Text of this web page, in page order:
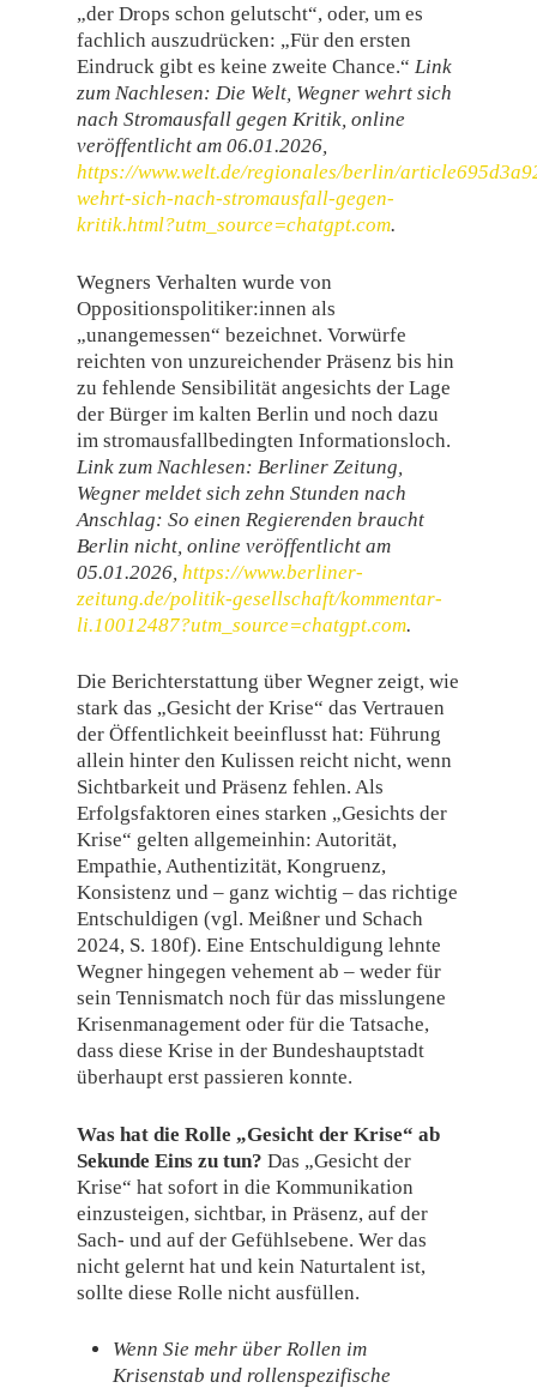
„der Drops schon gelutscht“, oder, um es
fachlich auszudrücken: „Für den ersten
Eindruck gibt es keine zweite Chance.“Link
zum Nachlesen: Die Welt, Wegner wehrt sich
nach Stromausfall gegen Kritik, online
veröffentlicht am 06.01.2026,
https://www.welt.de/regionales/berlin/
wehrt-sich-nach-stromausfall-gegen-
kritik.html?utm_source=chatgpt.com.
Wegners Verhalten wurde von
Oppositionspolitiker:innen als
„unangemessen“ bezeichnet. Vorwürfe
reichten von unzureichender Präsenz bis hin
zu fehlende Sensibilität angesichts der Lage
der Bürger im kalten Berlin und noch dazu
im stromausfallbedingten Informationsloch.
Link zum Nachlesen: Berliner Zeitung,
Wegner meldet sich zehn Stunden nach
Anschlag: So einen Regierenden braucht
Berlin nicht, online veröffentlicht am
05.01.2026,https://www.berliner-
zeitung.de/politik-gesellschaft/kommentar-
li.10012487?utm_source=chatgpt.com.
Die Berichterstattung über Wegner zeigt, wie
stark das „Gesicht der Krise“ das Vertrauen
der Öffentlichkeit beeinflusst hat: Führung
allein hinter den Kulissen reicht nicht, wenn
Sichtbarkeit und Präsenz fehlen. Als
Erfolgsfaktoren eines starken „Gesichts der
Krise“ gelten allgemeinhin: Autorität,
Empathie, Authentizität, Kongruenz,
Konsistenz und – ganz wichtig – das richtige
Entschuldigen (vgl. Meißner und Schach
2024, S. 180f). Eine Entschuldigung lehnte
Wegner hingegen vehement ab – weder für
sein Tennismatch noch für das misslungene
Krisenmanagement oder für die Tatsache,
dass diese Krise in der Bundeshauptstadt
überhaupt erst passieren konnte.
Was hat die Rolle „Gesicht der Krise“ ab
Sekunde Eins zu tun?Das „Gesicht der
Krise“ hat sofort in die Kommunikation
einzusteigen, sichtbar, in Präsenz, auf der
Sach- und auf der Gefühlsebene. Wer das
nicht gelernt hat und kein Naturtalent ist,
sollte diese Rolle nicht ausfüllen.
Wenn Sie mehr über Rollen im
Krisenstab und rollenspezifische